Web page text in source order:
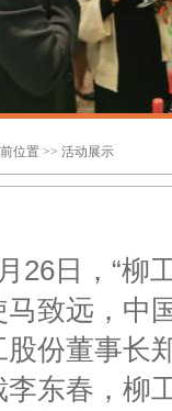
位置 >> 活动展示
26日，“柳
马致远，中
股份董事长
李东春，柳